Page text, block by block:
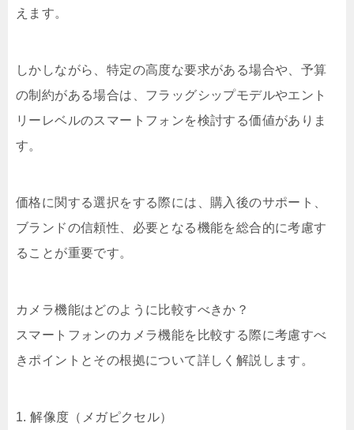
えます。
しかしながら、特定の高度な要求がある場合や、予算
の制約がある場合は、フラッグシップモデルやエント
リーレベルのスマートフォンを検討する価値がありま
す。
価格に関する選択をする際には、購入後のサポート、
ブランドの信頼性、必要となる機能を総合的に考慮す
ることが重要です。
カメラ機能はどのように比較すべきか？
スマートフォンのカメラ機能を比較する際に考慮すべ
きポイントとその根拠について詳しく解説します。
1. 解像度（メガピクセル）